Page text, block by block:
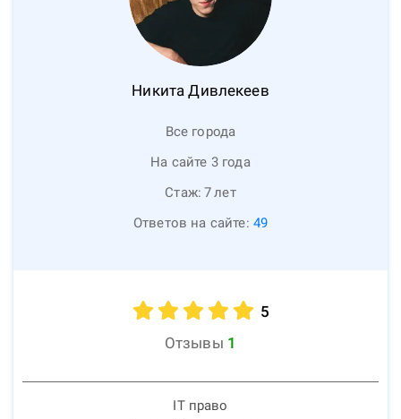
Никита Дивлекеев
Все города
На сайте 3 года
Стаж: 7лет
Ответов на сайте: 49
5
Отзывы 1
IT право